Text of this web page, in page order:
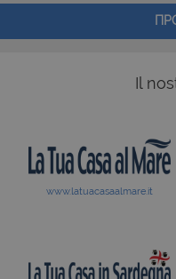
Il
www.latuacasaalmare.it